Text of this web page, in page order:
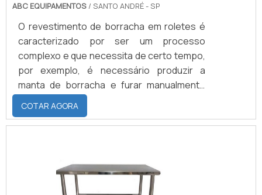
ABC EQUIPAMENTOS / SANTO ANDRÉ - SP
O revestimento de borracha em roletes é
caracterizado por ser um processo
complexo e que necessita de certo tempo,
por exemplo, é necessário produzir a
manta de borracha e furar manualmente
todas as bolhas que podem ter nessa
manta, revestir o cilindro com essa manta,
enfaixar, vulcanizar e por fim retificar o
marcas, e quando constatados reiniciamos
o processo.VEJA QUAIS SÃO OS TIPOS DE
COTAR AGORA